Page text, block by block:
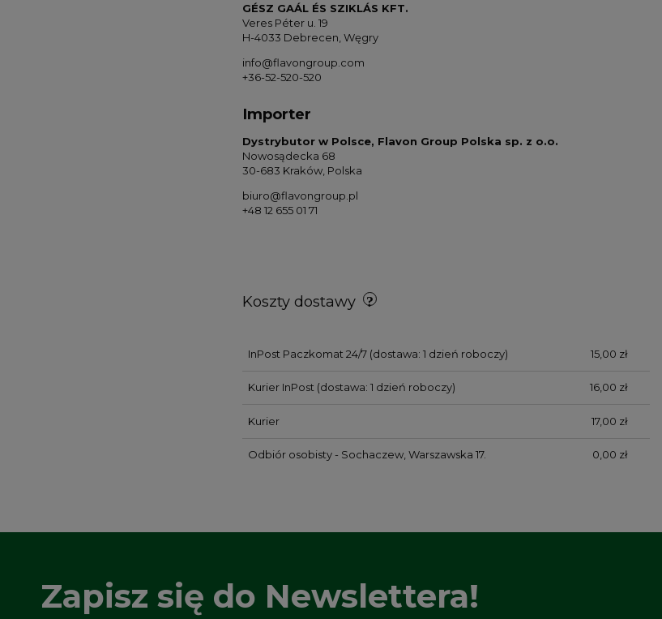
GÉSZ GAÁL ÉS SZIKLÁS KFT.
Veres Péter u. 19
H-4033 Debrecen, Węgry
info@flavongroup.com
+36-52-520-520
Importer
Dystrybutor w Polsce, Flavon Group Polska sp. z o.o.
Nowosądecka 68
30-683 Kraków, Polska
biuro@flavongroup.pl
+48 12 655 01 71
Koszty dostawy
InPost Paczkomat 24/7(dostawa: 1 dzień roboczy) 15,00 zł
Kurier InPost (dostawa: 1 dzień roboczy) 16,00 zł
Kurier 17,00 zł
Odbiór osobisty - Sochaczew, Warszawska 17. 0,00 zł
Zapisz się do Newslettera!